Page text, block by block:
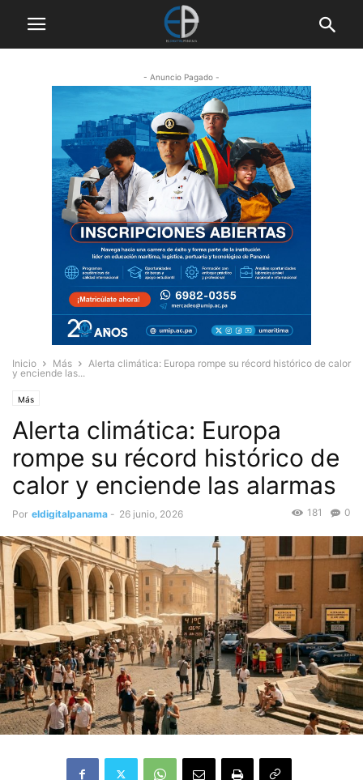
- Anuncio Pagado -
Inicio Más
Alerta climática: Europa rompe su récord histórico de calor
y enciende las...
Más
Alerta climática: Europa
rompe su récord histórico de
calor y enciende las alarmas
Por eldigitalpanama - 26 junio, 2026 0
181